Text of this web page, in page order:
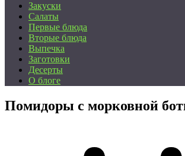
Закуски
Салаты
Первые блюда
Вторые блюда
Выпечка
Заготовки
Десерты
О блоге
Помидоры с морковной